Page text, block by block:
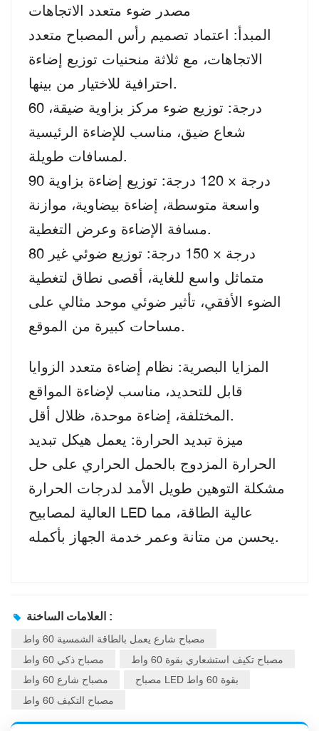
مصدر ضوء متعدد الاتجاهات
المبدأ: اعتماد تصميم رأس المصباح متعدد
الاتجاهات، مع ثلاثة منحنيات توزيع إضاءة
احترافية للاختيار من بينها.
60 درجة: توزيع ضوء مركز بزاوية ضيقة،
شعاع ضيق، مناسب للإضاءة الرئيسية
لمسافات طويلة.
90 درجة × 120 درجة: توزيع إضاءة بزاوية
واسعة متوسطة، إضاءة بيضاوية، موازنة
مسافة الإضاءة وعرض التغطية.
80 درجة × 150 درجة: توزيع ضوئي غير
متماثل واسع للغاية، أقصى نطاق لتغطية
الضوء الأفقي، تأثير ضوئي موحد مثالي على
مساحات كبيرة من الموقع.
المزايا البصرية: نظام إضاءة متعدد الزوايا
قابل للتحديد، مناسب لإضاءة المواقع
المختلفة، إضاءة موحدة، ظلال أقل.
ميزة تبديد الحرارة: يعمل هيكل تبديد
الحرارة المزدوج بالحمل الحراري على حل
مشكلة التوهين طويل الأمد لدرجات الحرارة
العالية لمصابيح LED عالية الطاقة، مما
يحسن من متانة وعمر خدمة الجهاز بأكمله.
العلامات الساخنة :
مصباح شارع يعمل بالطاقة الشمسية 60 واط
مصباح ذكي 60 واط
مصباح تكيف استشعاري بقوة 60 واط
مصباح شارع 60 واط
مصباح LED بقوة 60 واط
مصباح التكيف 60 واط